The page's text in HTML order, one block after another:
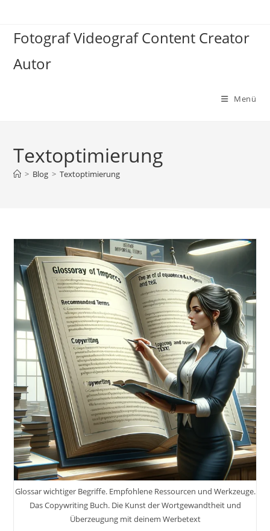
springen
Fotograf Videograf Content Creator
Autor
Menü
Textoptimierung
> Blog > Textoptimierung
Glossar wichtiger Begriffe. Empfohlene Ressourcen und Werkzeuge.
Das Copywriting Buch. Die Kunst der Wortgewandtheit und
Überzeugung mit deinem Werbetext